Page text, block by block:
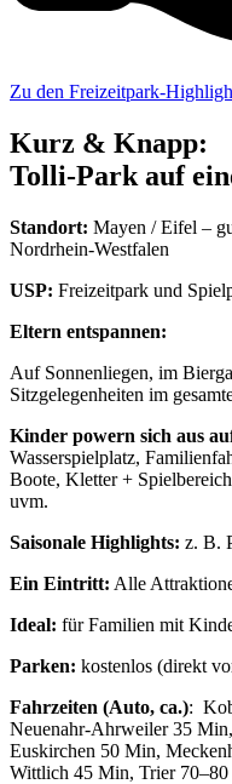
Zu den Freizeitpark-
Kurz & Knapp:
Tolli-Park auf
Standort: Mayen / Eifel –
Nordrhein-Westfalen
USP: Freizeitpark und
Eltern entspannen:
Auf Sonnenliegen, im
Sitzgelegenheiten im
Kinder powern sich aus
Wasserspielplatz,
Boote, Kletter +
uvm.
Saisonale Highlights: z. B.
Ein Eintritt: Alle
Ideal: für Familien mit
Parken: kostenlos (direkt
Fahrzeiten (Auto, ca.):
Neuenahr-Ahrweiler 35
Euskirchen 50 Min,
Wittlich 45 Min, Trier